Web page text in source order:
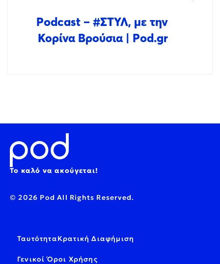
Podcast – #ΣΤΥΛ, με την
Κορίνα Βρούσια | Pod.gr
Το καλό να ακούγεται!
© 2026 Pod All Rights Reserved.
ΤαυτότηταΚρατική Διαφήμιση
Γενικοί Όροι Χρήσης